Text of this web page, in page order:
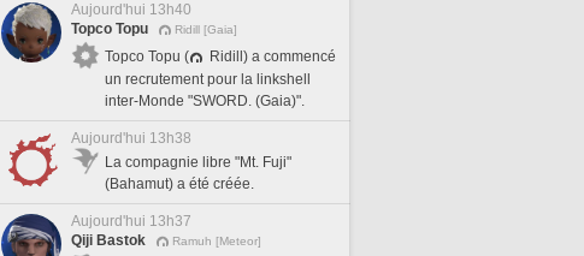
Aujourd'hui 13h40
Topco Topu
Ridill [Gaia]
Topco Topu (
Ridill) a commencé
un recrutement pour la linkshell
inter-Monde "SWORD. (Gaia)".
Aujourd'hui 13h38
La compagnie libre "Mt. Fuji"
(Bahamut) a été créée.
Aujourd'hui 13h37
Qiji Bastok
Ramuh [Meteor]